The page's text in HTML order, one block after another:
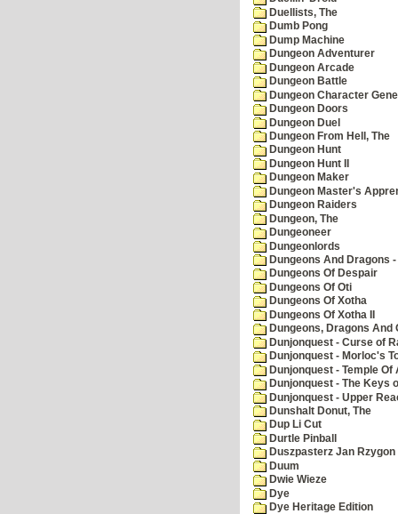
Duellists, The
Dumb Pong
Dump Machine
Dungeon Adventurer
Dungeon Arcade
Dungeon Battle
Dungeon Character
Dungeon Doors
Dungeon Duel
Dungeon From Hell, The
Dungeon Hunt
Dungeon Hunt II
Dungeon Maker
Dungeon Master's
Dungeon Raiders
Dungeon, The
Dungeoneer
Dungeonlords
Dungeons And Dragons
Dungeons Of Despair
Dungeons Of Oti
Dungeons Of Xotha
Dungeons Of Xotha II
Dungeons, Dragons And
Dunjonquest - Curse of
Dunjonquest - Morloc's
Dunjonquest - Temple Of
Dunjonquest - The Keys
Dunjonquest - Upper
Dunshalt Donut, The
Dup Li Cut
Durtle Pinball
Duszpasterz Jan Rzygon
Duum
Dwie Wieze
Dye
Dye Heritage Edition